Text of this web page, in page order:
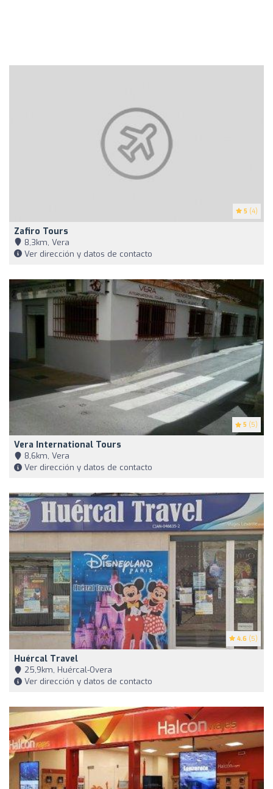
5 (4)
Zafiro Tours
8,3km, Vera
Ver dirección y datos de contacto
5 (5)
Vera International Tours
8,6km, Vera
Ver dirección y datos de contacto
4.6 (5)
Huércal Travel
25,9km, Huércal-Overa
Ver dirección y datos de contacto